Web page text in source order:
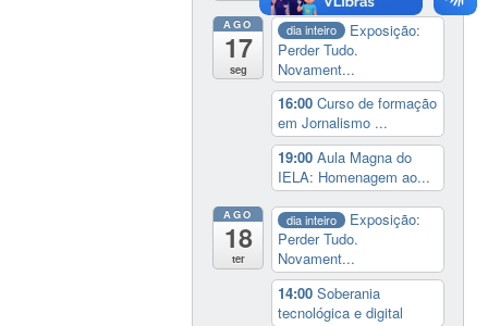
AGO
17
seg
dia inteiro
Exposição:
Perder Tudo.
Novament...
16:00Curso de formação
em Jornalismo ...
19:00Aula Magna do
IELA: Homenagem ao...
AGO
18
ter
dia inteiro
Exposição:
Perder Tudo.
Novament...
14:00Soberania
tecnológica e digital